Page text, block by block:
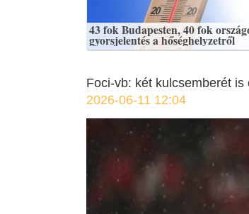
43 fok Budapesten, 40 fok
gyorsjelentés a hőséghelyzetről
Foci-vb: két kulcsemberét
2026-06-11 12:04